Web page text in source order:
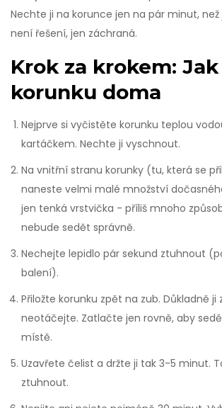
Nechte ji na korunce jen na pár minut, než
není řešení, jen záchraná.
Krok za krokem:
korunku doma
Nejprve si vyčistěte korunku teplou
kartáčkem. Nechte ji vyschnout.
Na vnitřní stranu korunky (tu, která se
naneste velmi malé množství
jen tenká vrstvička - příliš mnoho
nebude sedět správně.
Nechejte lepidlo pár sekund ztuhnout
balení).
Přiložte korunku zpět na zub. Důkladně
neotáčejte. Zatlačte jen rovně, aby
místě.
Uzavřete čelist a držte ji tak 3-5 minut.
ztuhnout.